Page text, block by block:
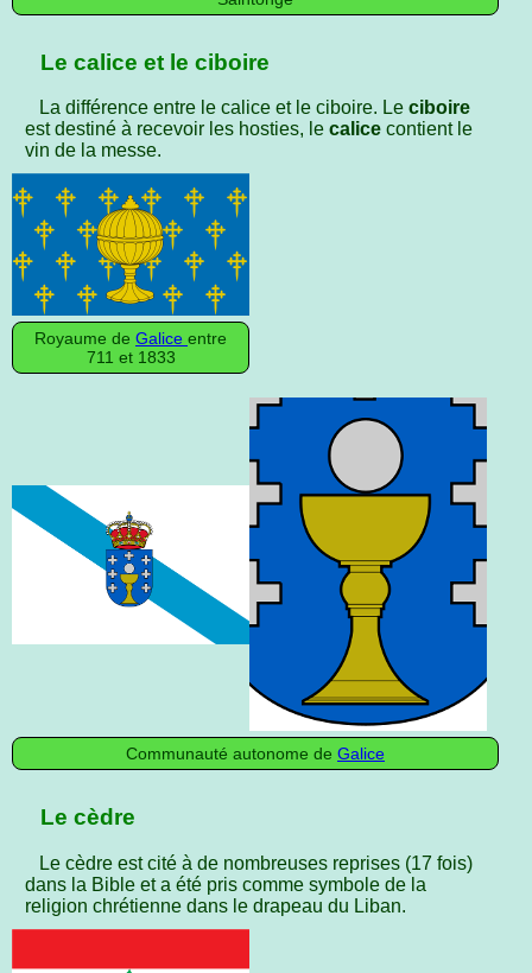
Le calice et le ciboire
La différence entre le calice et le ciboire. Le ciboire
est destiné à recevoir les hosties, lecalice contient le
vin de la messe.
Royaume de Galice entre
711 et 1833
Communauté autonome de Galice
Le cèdre
Le cèdre est cité à de nombreuses reprises (17 fois)
dans la Bible et a été pris comme symbole de la
religion chrétienne dans le drapeau du Liban.